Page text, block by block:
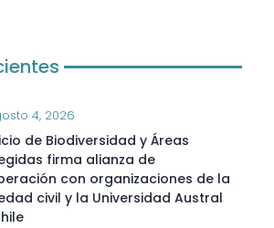
de Biodiversidad y Áreas
firma alianza de
con organizaciones de la
civil y la Universidad Austral
4, 2026